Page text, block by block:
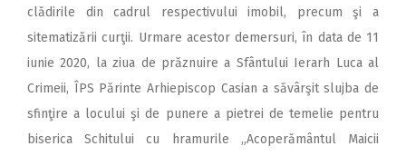
clădirile din cadrul respectivului imobil, precum şi a
sitematizării curţii. Urmare acestor demersuri, în data de 11
iunie 2020, la ziua de prăznuire a Sfântului Ierarh Luca al
Crimeii, ÎPS Părinte Arhiepiscop Casian a săvârşit slujba de
sfinţire a locului şi de punere a pietrei de temelie pentru
biserica Schitului cu hramurile „Acoperământul Maicii